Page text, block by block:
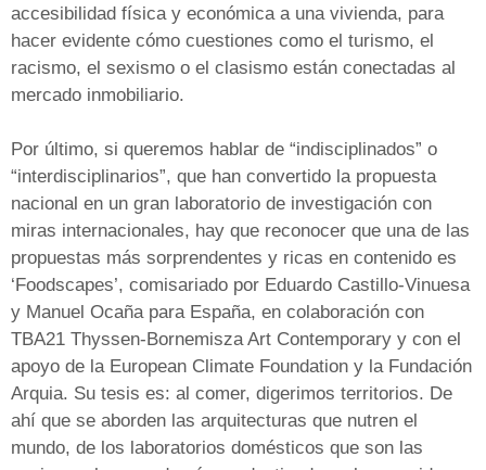
accesibilidad física y económica a una vivienda, para
hacer evidente cómo cuestiones como el turismo, el
racismo, el sexismo o el clasismo están conectadas al
mercado inmobiliario.
Por último, si queremos hablar de “indisciplinados” o
“interdisciplinarios”, que han convertido la propuesta
nacional en un gran laboratorio de investigación con
miras internacionales, hay que reconocer que una de las
propuestas más sorprendentes y ricas en contenido es
‘Foodscapes’, comisariado por Eduardo Castillo-Vinuesa
y Manuel Ocaña para España, en colaboración con
TBA21 Thyssen-Bornemisza Art Contemporary y con el
apoyo de la European Climate Foundation y la Fundación
Arquia. Su tesis es: al comer, digerimos territorios. De
ahí que se aborden las arquitecturas que nutren el
mundo, de los laboratorios domésticos que son las